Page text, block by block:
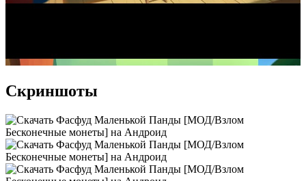
Скриншоты